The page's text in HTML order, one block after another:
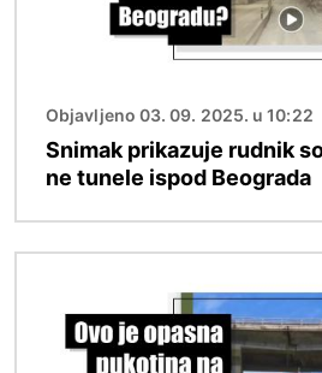
Objavljeno 03. 09. 2025. u 10:22
Snimak prikazuje rudnik
ne tunele ispod Beograda